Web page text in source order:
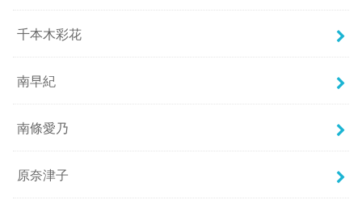
千本木彩花
南早紀
南條愛乃
原奈津子